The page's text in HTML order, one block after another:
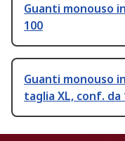
Guanti monouso
100
Guanti monouso
taglia XL, conf. da